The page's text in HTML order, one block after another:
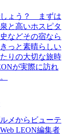
しょう？ まずは
と高いホスピタ
などその宿なら
っと素晴らしい
りの大切な旅時
が実際に訪れ
メからビューテ
LEON編集者